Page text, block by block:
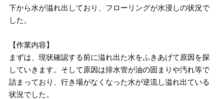
下から水が溢れ出しており、フローリングが水浸しの状況で
した。
【作業内容】
まずは、現状確認する前に溢れ出た水をふきあげて原因を探
していきます。そして原因は排水管が油の固まりや汚れ等で
詰まっており、行き場がなくなった水が逆流し溢れ出ている
状況でした。